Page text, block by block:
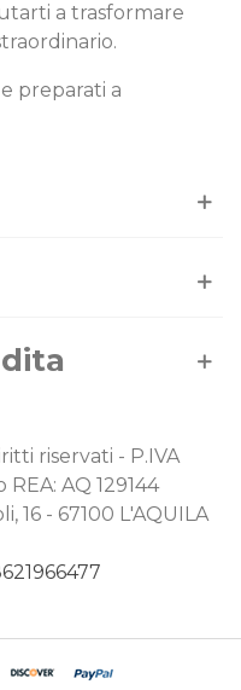
a trasformare
preparati a
riservati - P.IVA
AQ 129144
16 - 67100 L'AQUILA